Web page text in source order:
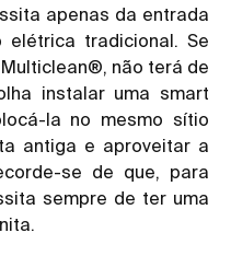
apenas da entrada
tradicional. Se
não terá de
instalar uma smart
la no mesmo sítio
antiga e aproveitar a
se de que, para
sempre de ter uma